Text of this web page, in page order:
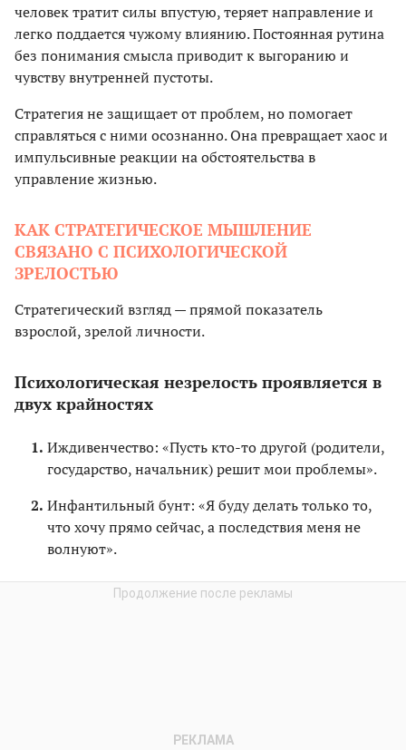
человек тратит силы впустую, теряет направление и
легко поддается чужому влиянию. Постоянная рутина
без понимания смысла приводит к выгоранию и
чувству внутренней пустоты.
Стратегия не защищает от проблем, но помогает
справляться с ними осознанно. Она превращает хаос и
импульсивные реакции на обстоятельства в
управление жизнью.
КАК СТРАТЕГИЧЕСКОЕ МЫШЛЕНИЕ
СВЯЗАНО С ПСИХОЛОГИЧЕСКОЙ
ЗРЕЛОСТЬЮ
Стратегический взгляд — прямой показатель
взрослой, зрелой личности.
Психологическая незрелость проявляется в
двух крайностях
Иждивенчество: «Пусть кто-то другой (родители,
государство, начальник) решит мои проблемы».
Инфантильный бунт: «Я буду делать только то,
что хочу прямо сейчас, а последствия меня не
волнуют».